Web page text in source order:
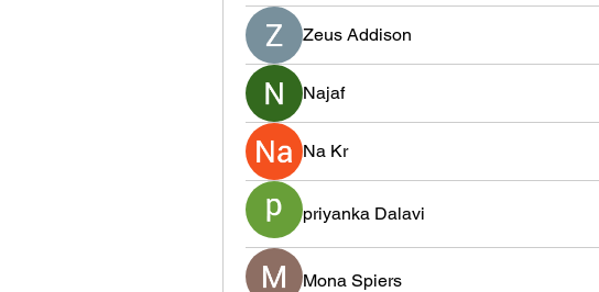
Zeus Addison
Najaf
Na Kr
priyanka Dalavi
Mona Spiers